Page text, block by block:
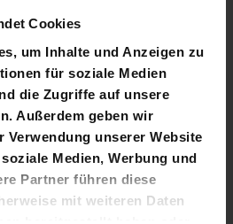
Cookies
um Inhalte und Anzeigen zu
für soziale Medien
die Zugriffe auf unsere
Außerdem geben wir
Verwendung unserer Website
Medien, Werbung und
Partner führen diese
mit weiteren Daten
34,95 €